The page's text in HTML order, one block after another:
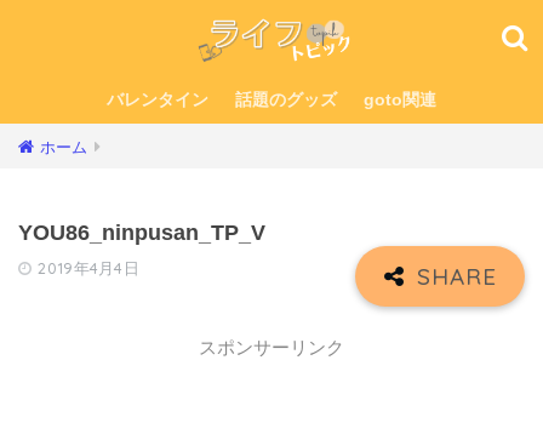
バレンタイン 話題のグッズ goto関連
ホーム
YOU86_ninpusan_TP_V
2019年4月4日
スポンサーリンク